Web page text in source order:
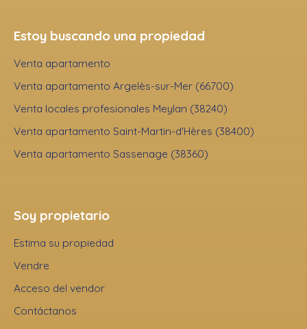
Estoy buscando una propiedad
Venta apartamento
Venta apartamento Argelès-sur-Mer (66700)
Venta locales profesionales Meylan (38240)
Venta apartamento Saint-Martin-d'Hères (38400)
Venta apartamento Sassenage (38360)
Soy propietario
Estima su propiedad
Vendre
Acceso del vendor
Contáctanos